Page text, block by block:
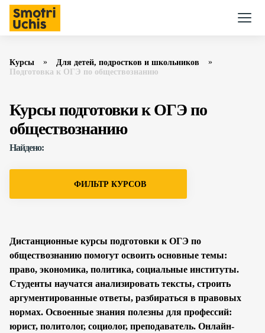
Курсы
Для детей, подростков и школьников
Подготовка к ОГЭ по обществознанию
Курсы подготовки к ОГЭ по
обществознанию
Найдено:
ФИЛЬТР КУРСОВ
Дистанционные курсы подготовки к ОГЭ по
обществознанию помогут освоить основные темы:
право, экономика, политика, социальные институты.
Студенты научатся анализировать тексты, строить
аргументированные ответы, разбираться в правовых
нормах. Освоенные знания полезны для профессий:
юрист, политолог, социолог, преподаватель. Онлайн-